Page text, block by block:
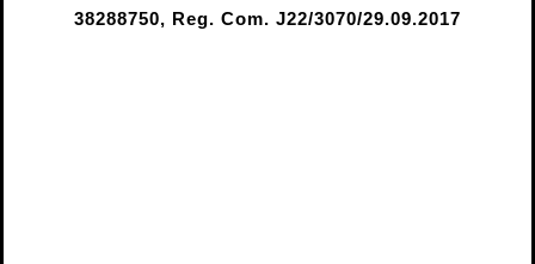
38288750, Reg. Com. J22/3070/29.09.2017